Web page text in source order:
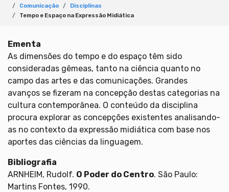
Comunicação
Disciplinas
Tempo e Espaço na Expressão Midiática
Ementa
As dimensões do tempo e do espaço têm sido
consideradas gêmeas, tanto na ciência quanto no
campo das artes e das comunicações. Grandes
avanços se fizeram na concepção destas categorias na
cultura contemporânea. O conteúdo da disciplina
procura explorar as concepções existentes analisando-
as no contexto da expressão midiática com base nos
aportes das ciências da linguagem.
Bibliografia
ARNHEIM, Rudolf. O Poder do Centro. São Paulo:
Martins Fontes, 1990.